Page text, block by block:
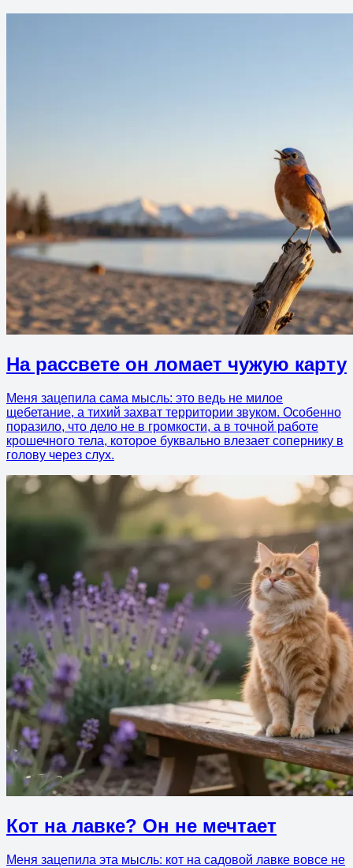
На рассвете он ломает чужую карту
Меня зацепила сама мысль: это ведь не милое
щебетание, а тихий захват территории звуком. Особенно
поразило, что дело не в громкости, а в точной работе
крошечного тела, которое буквально влезает сопернику в
голову через слух.
Кот на лавке? Он не мечтает
Меня зацепила эта мысль: кот на садовой лавке вовсе не